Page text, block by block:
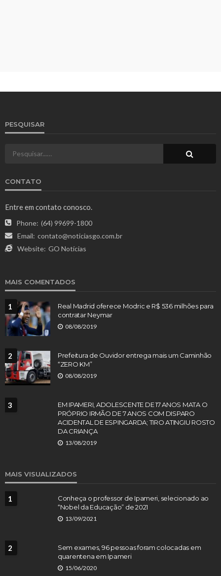
PESQUISAR
CONTATO
Entre em contato conosco.
Phone: (64) 99699-1800
Email: contato@noticiasgo.com.br
Website: GO Notícias
MAIS COMENTADOS
1
Real Madrid oferece Modric e R$ 536 milhões para
contratar Neymar
08/08/2019
2
Prefeitura de Ouvidor entrega mais um Caminhão
“ZERO KM”
08/08/2019
3
EM IPAMERI, ADOLESCENTE DE 17 ANOS MATA O
PRÓPRIO IRMÃO DE 7 ANOS COM DISPARO
ACIDENTAL DE ESPINGARDA; TIRO ATINGIU ROSTO
DA CRIANÇA
13/08/2019
MAIS VISUALIZADOS
1
Conheça o professor de Ipameri, selecionado ao
“Nobel da Educação” de 2021
13/09/2021
2
Sem exames, 96 pessoas foram colocadas em
quarentena em Ipameri
15/06/2020